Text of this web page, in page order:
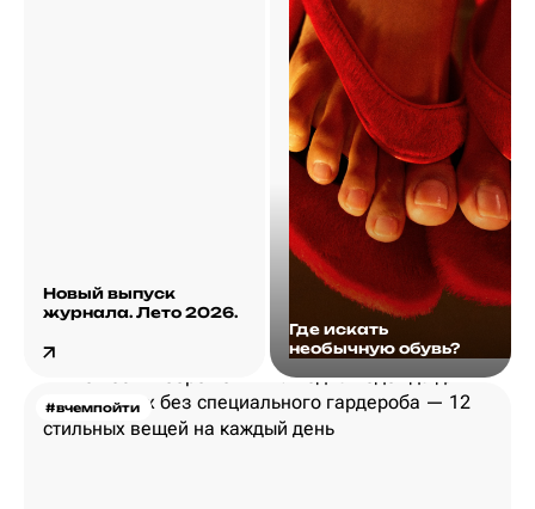
Новый выпуск
журнала. Лето 2026.
Где искать
необычную обувь?
#вчемпойти